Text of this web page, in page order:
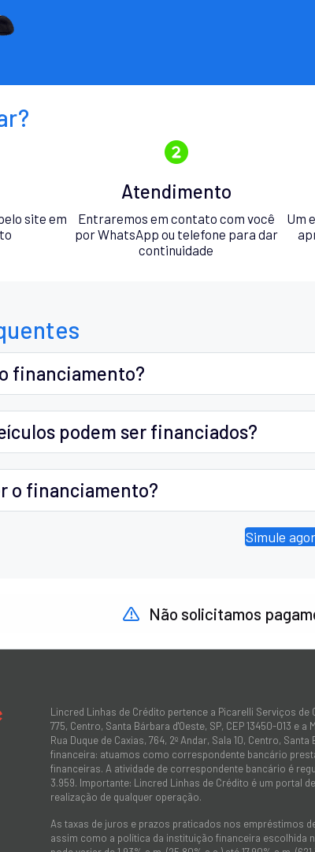
site em
Atendimento
Entraremos em contato com você
por WhatsApp ou telefone para dar
continuidade
Um
financiamento?
podem ser financiados?
o financiamento?
Simule
Não solicitamos
Lincred Linhas de Crédito pertence a Picarelli Serviços
775, Centro, Santa Bárbara d'Oeste, SP, CEP 13450-013 e
Rua Duque de Caxias, 764, 2º Andar, Sala 10, Centro,
financeira: atuamos como correspondente bancário
financeiras. A atividade de correspondente bancário é
3.959. Importante: Lincred Linhas de Crédito é um portal
realização de qualquer operação.
As taxas de juros e prazos praticados nos empréstimos
assim como a política da instituição financeira escolhida